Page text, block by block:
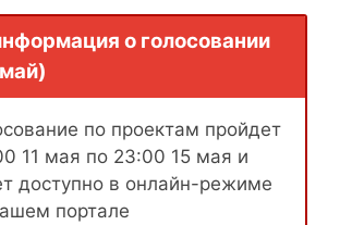
о голосовании
по проектам пройдет
11 мая по 23:00 15 мая и
доступно в онлайн-режиме
портале